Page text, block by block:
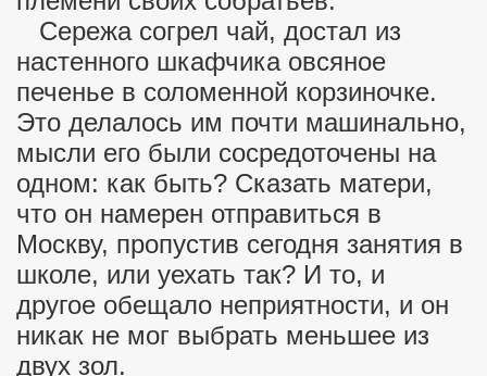
Сережа согрел чай, достал из
настенного шкафчика овсяное
печенье в соломенной корзиночке.
Это делалось им почти машинально,
мысли его были сосредоточены на
одном: как быть? Сказать матери,
что он намерен отправиться в
Москву, пропустив сегодня занятия в
школе, или уехать так? И то, и
другое обещало неприятности, и он
никак не мог выбрать меньшее из
двух зол.